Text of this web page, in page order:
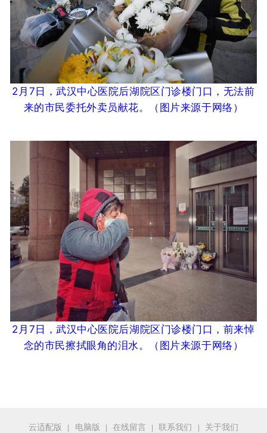
2月7日，武汉中心医院后湖院区门诊楼门口，无法前
来的市民委托外卖员献花。
（图片来源于网络 ）
2月7日，武汉中心医院后湖院区门诊楼门口，前来悼
念的市民擦拭眼角的泪水。
（图片来源于网络 ）
云适配版 电脑版 在线留言 联系我们 关于我们